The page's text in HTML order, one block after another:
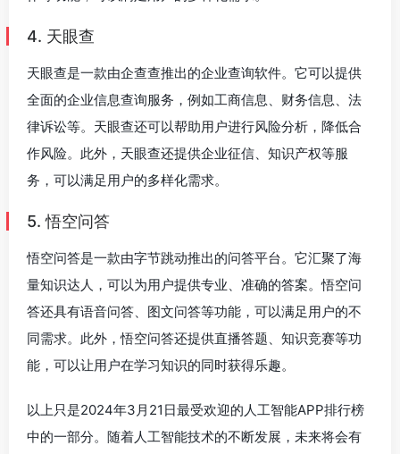
4. 天眼查
天眼查是一款由企查查推出的企业查询软件。它可以提供
全面的企业信息查询服务，例如工商信息、财务信息、法
律诉讼等。天眼查还可以帮助用户进行风险分析，降低合
作风险。此外，天眼查还提供企业征信、知识产权等服
务，可以满足用户的多样化需求。
5. 悟空问答
悟空问答是一款由字节跳动推出的问答平台。它汇聚了海
量知识达人，可以为用户提供专业、准确的答案。悟空问
答还具有语音问答、图文问答等功能，可以满足用户的不
同需求。此外，悟空问答还提供直播答题、知识竞赛等功
能，可以让用户在学习知识的同时获得乐趣。
以上只是2024年3月21日最受欢迎的人工智能APP排行榜
中的一部分。随着人工智能技术的不断发展，未来将会有